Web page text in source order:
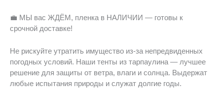
💼 МЫ вас ЖДЁМ, пленка в НАЛИЧИИ — готовы к
срочной доставке!
Не рискуйте утратить имущество из-за непредвиденных
погодных условий. Наши тенты из тарпаулина — лучшее
решение для защиты от ветра, влаги и солнца. Выдержат
любые испытания природы и служат долгие годы.